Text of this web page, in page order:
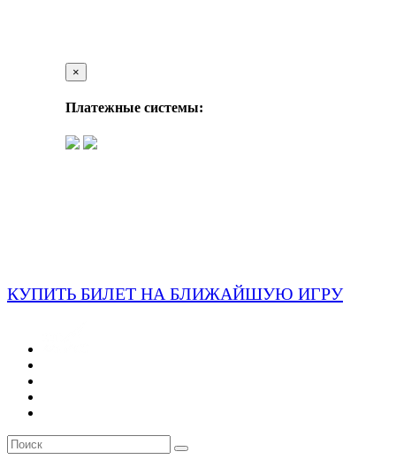
×
Платежные системы:
КУПИТЬ БИЛЕТ НА БЛИЖАЙШУЮ ИГРУ